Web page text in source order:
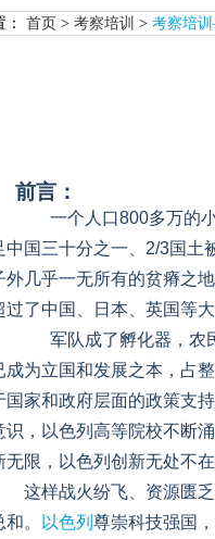
首页 > 考察培训 > 考察培
前言：
一个人口800多万的小
中国三十分之一、2/3国土
外几乎一无所有的贫瘠之
过了中国、日本、英国等大
军队成了孵化器，农民
成为立国和发展之本，占
国家和政府层面的政策支
识，以色列高等院校不断
无限，以色列创新无处不
这样战火纷飞、资源匮
和。
以色列 尊崇科技强国